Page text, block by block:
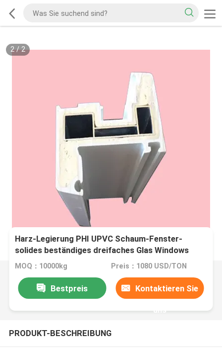
2/2
Harz-Legierung PHI UPVC Schaum-Fenster-
solides beständiges dreifaches Glas Windows
MOQ：10000kg Preis：1080 USD/TON
Bestpreis Kontaktieren Sie
uns
PRODUKT-BESCHREIBUNG